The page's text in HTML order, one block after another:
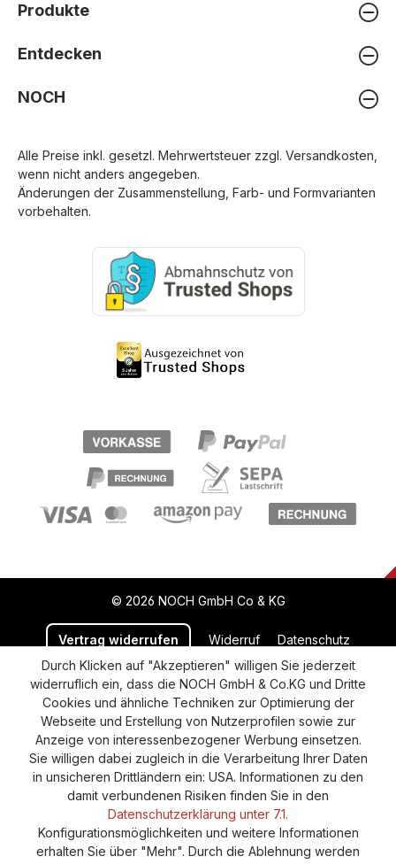
Produkte
Entdecken
NOCH
Alle Preise inkl. gesetzl. Mehrwertsteuer zzgl. Versandkosten
wenn nicht anders angegeben.
Änderungen der Zusammenstellung, Farb- und Formvarianten
vorbehalten.
© 2026 NOCH GmbH Co & KG
Vertrag widerrufen Widerruf Datenschutz
Versand und Zahlung AGB
Impressum
Cookie-Einstellungen
Barrierefreiheitserklärung
Durch Klicken auf "Akzeptieren" willigen Sie jederzeit
widerruflich ein, dass die NOCH GmbH & Co.KG und Dritte
Cookies und ähnliche Techniken zur Optimierung der
Webseite und Erstellung von Nutzerprofilen sowie zur
Anzeige von interessenbezogener Werbung einsetzen.
Sie willigen dabei zugleich in die Verarbeitung Ihrer Daten
in unsicheren Drittländern ein: USA. Informationen zu den
damit verbundenen Risiken finden Sie in den
Datenschutzerklärung unter 7.1.
Konfigurationsmöglichkeiten und weitere Informationen
erhalten Sie über "Mehr". Durch die Ablehnung werden